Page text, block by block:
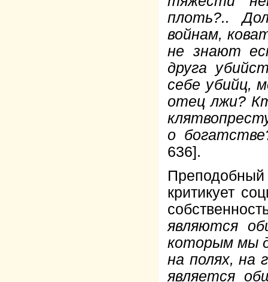
плоть?..
войнам,
не знают
друга
себе убийц,
отец лжи?
о
636].
критикует
являются
которым мы
на полях, на
является